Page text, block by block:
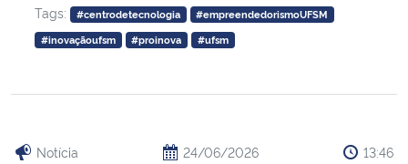
Tags: #centrodetecnologia
#empreendedorismoUFSM
#inovaçãoufsm
#proinova #ufsm
Notícia 24/06/2026 13:46